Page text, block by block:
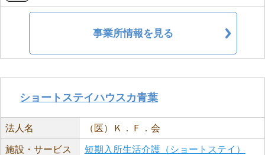
事業所情報を見る
ショートステイハウスカ青葉
法人名 （医）Ｋ．Ｆ．会
施設・サービス 短期入所生活介護（ショートステイ）